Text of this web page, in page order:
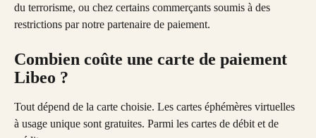
du terrorisme, ou chez certains commerçants soumis à des
restrictions par notre partenaire de paiement.
Combien coûte une carte de paiement
Libeo ?
Tout dépend de la carte choisie. Les cartes éphémères virtuelles
à usage unique sont gratuites. Parmi les cartes de débit et de